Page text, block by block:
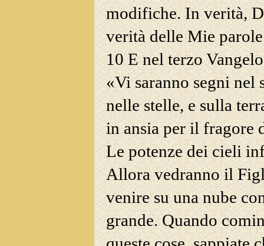
modifiche. In verità,
verità delle Mie
10 E nel terzo
«Vi saranno segni nel
nelle stelle, e sulla
in ansia per il fragore
Le potenze dei cieli
Allora vedranno il
venire su una nube
grande. Quando